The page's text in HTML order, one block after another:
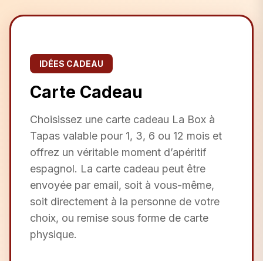
IDÉES CADEAU
Carte Cadeau
Choisissez une carte cadeau La Box à
Tapas valable pour 1, 3, 6 ou 12 mois et
offrez un véritable moment d’apéritif
espagnol. La carte cadeau peut être
envoyée par email, soit à vous-même,
soit directement à la personne de votre
choix, ou remise sous forme de carte
physique.